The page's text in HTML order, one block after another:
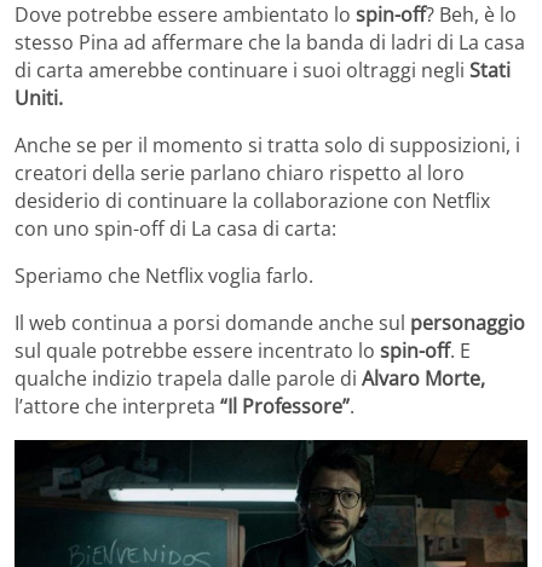
Dove potrebbe essere ambientato lo spin-off? Beh, è lo
stesso Pina ad affermare che la banda di ladri di La casa
di carta amerebbe continuare i suoi oltraggi negli Stati
Uniti.
Anche se per il momento si tratta solo di supposizioni, i
creatori della serie parlano chiaro rispetto al loro
desiderio di continuare la collaborazione con Netflix
con uno spin-off di La casa di carta:
Speriamo che Netflix voglia farlo.
Il web continua a porsi domande anche sul personaggio
sul quale potrebbe essere incentrato lo spin-off. E
qualche indizio trapela dalle parole di Alvaro Morte,
l’attore che interpreta “Il Professore”.